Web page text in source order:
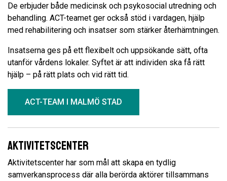
De erbjuder både medicinsk och psykosocial utredning och
behandling. ACT-teamet ger också stöd i vardagen, hjälp
med rehabilitering och insatser som stärker återhämtningen.
Insatserna ges på ett flexibelt och uppsökande sätt, ofta
utanför vårdens lokaler. Syftet är att individen ska få rätt
hjälp – på rätt plats och vid rätt tid.
ACT-TEAM I MALMÖ STAD
Aktivitetscenter
Aktivitetscenter har som mål att skapa en tydlig
samverkansprocess där alla berörda aktörer tillsammans